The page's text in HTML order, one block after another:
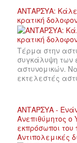
ΑΝΤΑΡΣΥΑ:
κρατική
Τέρμα στην
συγκάλυψη των
αστυνομικών.
εκτελεστές
ΑΝΤΑΡΣΥΑ -
Ανεπιθύμητος ο
εκπρόσωποι
Αντιπολεμικές